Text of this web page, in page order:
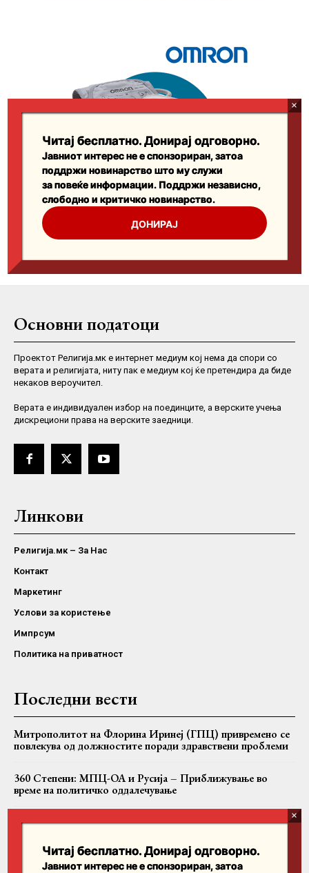
Основни податоци
Проектот Религија.мк е интернет медиум кој нема да спори со
верата и религијата, ниту пак е медиум кој ќе претендира да биде
некаков вероучител.
Верaта е индивидуален избор на поединците, а верските учења
дискрециони права на верските заедници.
Линкови
Религија.мк – За Нас
Контакт
Маркетинг
Услови за користење
Импрсум
Политика на приватност
Последни вести
Митрополитот на Флорина Иринеј (ГПЦ) привремено се
повлекува од должностите поради здравствени проблеми
360 Степени: МПЦ-ОА и Русија – Приближување во
време на политичко оддалечување
Рускиот амбасадор Дмитриј Зиков во посета на „Свети
енциклопедија
Читај бесплатно. Донирај одговорно.
Јавниот интерес не е спонзориран, затоа